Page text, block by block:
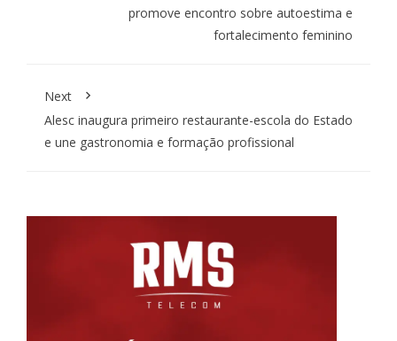
promove encontro sobre autoestima e
fortalecimento feminino
Next
Alesc inaugura primeiro restaurante-escola do Estado
e une gastronomia e formação profissional